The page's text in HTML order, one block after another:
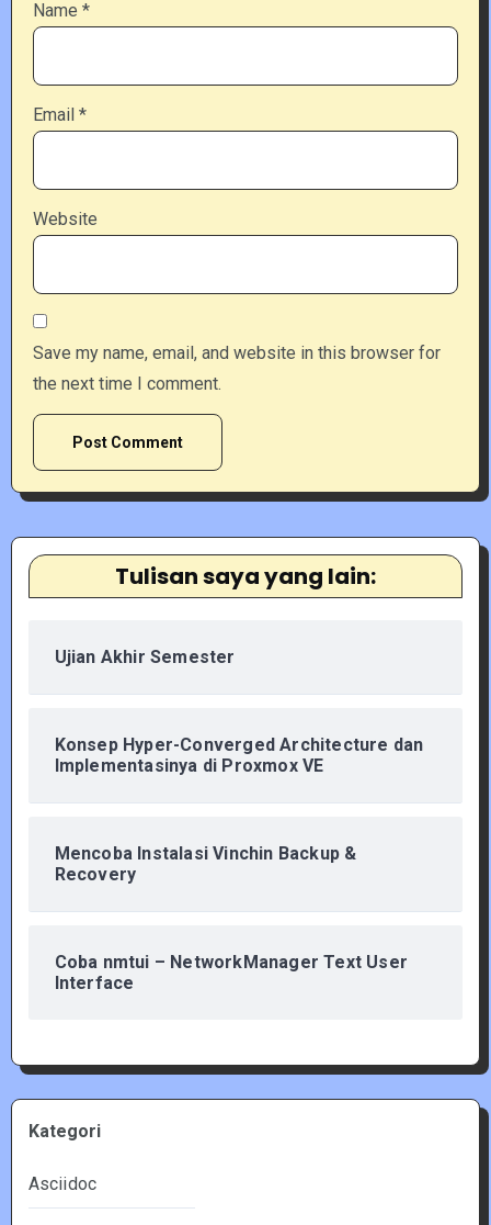
Name *
Email *
Website
Save my name, email, and website in this browser for
the next time I comment.
Tulisan saya yang lain:
Ujian Akhir Semester
Konsep Hyper-Converged Architecture dan
Implementasinya di Proxmox VE
Mencoba Instalasi Vinchin Backup &
Recovery
Coba nmtui – NetworkManager Text User
Interface
Kategori
Asciidoc